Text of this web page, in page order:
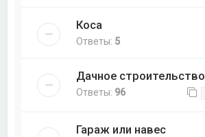
Коса
Ответы: 5
Дачное строительство
Ответы: 96
Гараж или навес